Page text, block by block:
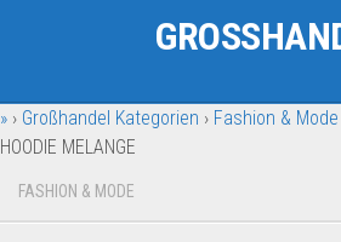
Fahrzeuge & Transport
Garten & Werkzeug
Geschäft, Büro & Schreibwaren
Geschenkartikel
» › Großhandel Kategorien › Fashion & Mode
HOODIE MELANGE
FASHION & MODE